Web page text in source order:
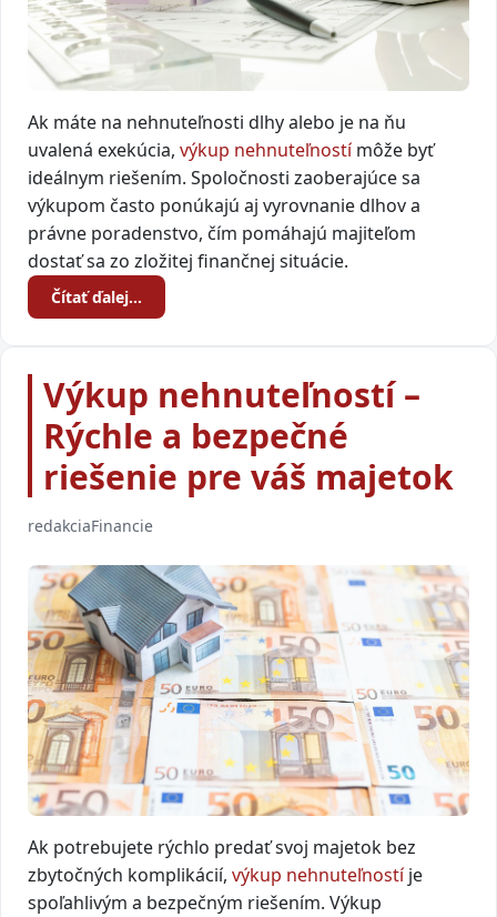
Ak máte na nehnuteľnosti dlhy alebo je na ňu
uvalená exekúcia, výkup nehnuteľnostímôže byť
ideálnym riešením. Spoločnosti zaoberajúce sa
výkupom často ponúkajú aj vyrovnanie dlhov a
právne poradenstvo, čím pomáhajú majiteľom
dostať sa zo zložitej finančnej situácie.
Čítať ďalej…
Výkup nehnuteľností –
Rýchle a bezpečné
riešenie pre váš majetok
redakciaFinancie
Ak potrebujete rýchlo predať svoj majetok bez
zbytočných komplikácií, výkup nehnuteľnostíje
spoľahlivým a bezpečným riešením. Výkup